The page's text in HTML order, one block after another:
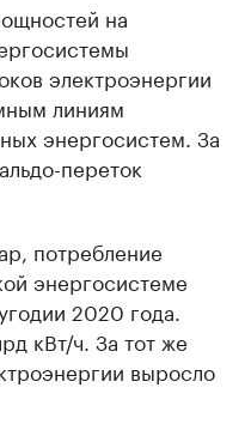
на
электроэнергии
линиям
энергосистем. За
переток
потребление
энергосистеме
2020 года.
кВт/ч. За тот же
выросло